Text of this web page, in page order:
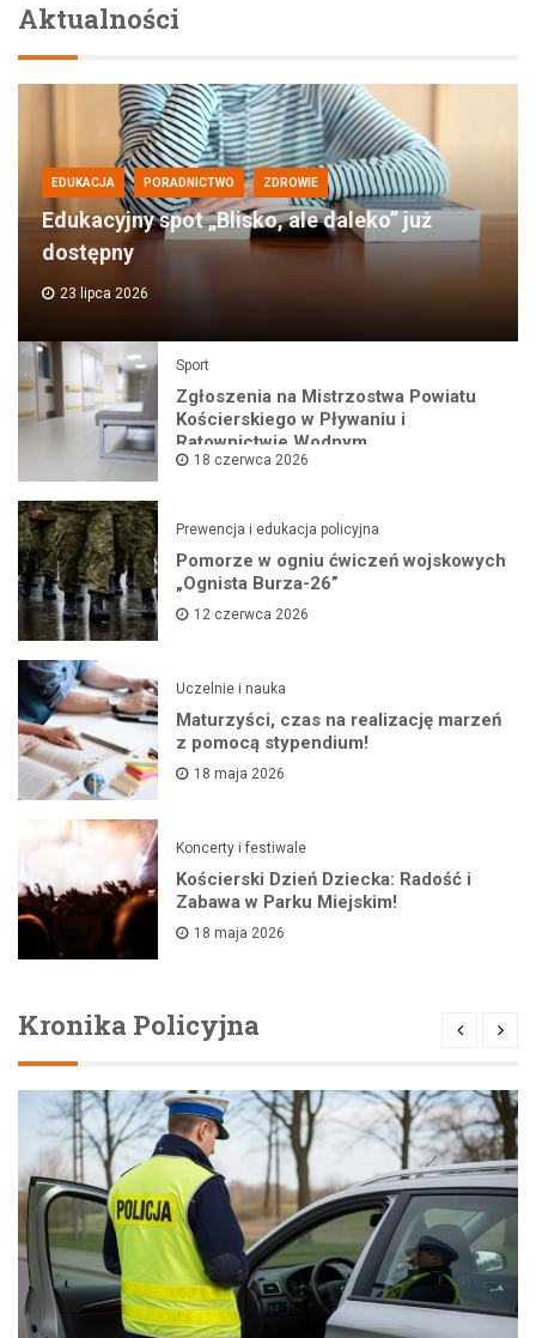
Aktualności
EDUKACJA PORADNICTWO ZDROWIE
Edukacyjny spot „Blisko, ale daleko” już
dostępny
23 lipca 2026
Sport
Zgłoszenia na Mistrzostwa Powiatu
Kościerskiego w Pływaniu i
Ratownictwie Wodnym
18 czerwca 2026
Prewencja i edukacja policyjna
Pomorze w ogniu ćwiczeń wojskowych
„Ognista Burza-26”
12 czerwca 2026
Uczelnie i nauka
Maturzyści, czas na realizację marzeń
z pomocą stypendium!
18 maja 2026
Koncerty i festiwale
Kościerski Dzień Dziecka: Radość i
Zabawa w Parku Miejskim!
18 maja 2026
Kronika Policyjna